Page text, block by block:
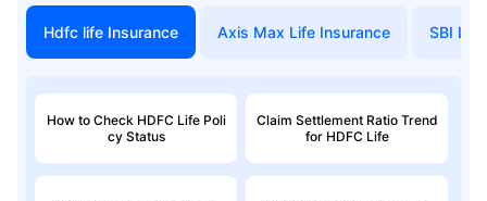
Hdfc life Insurance Axis Max Life Insurance SBI
How to Check HDFC Life Poli
cy Status
Claim Settlement Ratio Trend
for HDFC Life